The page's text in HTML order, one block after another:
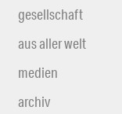
gesellschaft
aus aller welt
medien
archiv